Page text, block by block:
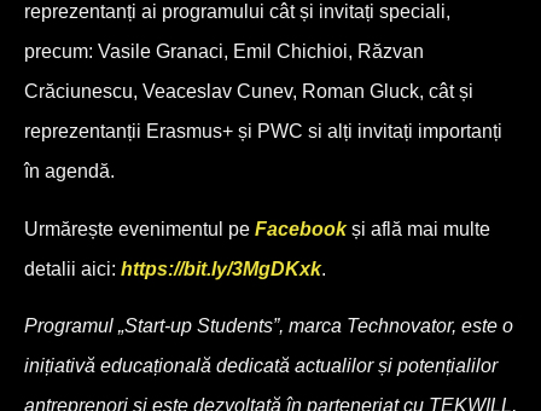
reprezentanți ai programului cât și invitați speciali,
precum: Vasile Granaci, Emil Chichioi, Răzvan
Crăciunescu, Veaceslav Cunev, Roman Gluck, cât și
reprezentanții Erasmus+ și PWC si alți invitați importanți
în agendă.
Urmărește evenimentul pe Facebookși află mai multe
detalii aici: https://bit.ly/3MgDKxk.
Programul „Start-up Students”, marca Technovator, este o
inițiativă educațională dedicată actualilor și potențialilor
antreprenori și este dezvoltată în parteneriat cu TEKWILL,